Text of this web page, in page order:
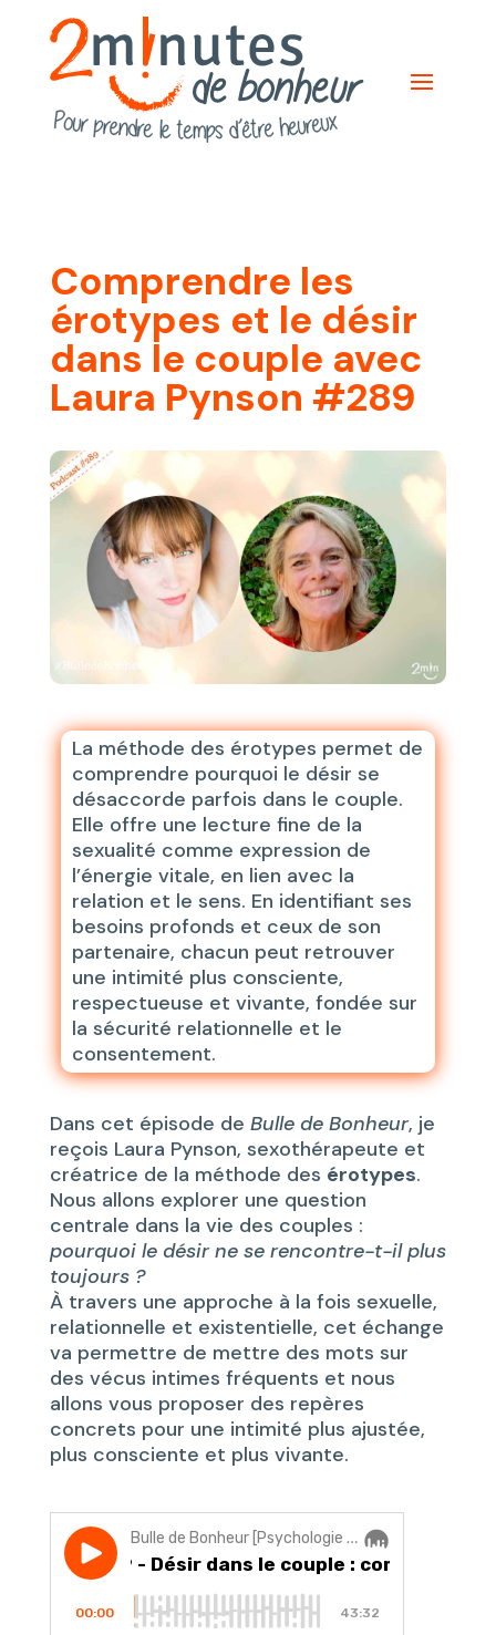
Comprendre les
érotypes et le désir
dans le couple avec
Laura Pynson #289
La méthode des érotypes permet de
comprendre pourquoi le désir se
désaccorde parfois dans le couple.
Elle offre une lecture fine de la
sexualité comme expression de
l’énergie vitale, en lien avec la
relation et le sens. En identifiant ses
besoins profonds et ceux de son
partenaire, chacun peut retrouver
une intimité plus consciente,
respectueuse et vivante, fondée sur
la sécurité relationnelle et le
consentement.
Dans cet épisode de Bulle de Bonheur, je
reçois Laura Pynson, sexothérapeute et
créatrice de la méthode des érotypes.
Nous allons explorer une question
centrale dans la vie des couples :
pourquoi le désir ne se rencontre-t-il plus
toujours ?
À travers une approche à la fois sexuelle,
relationnelle et existentielle, cet échange
va permettre de mettre des mots sur
des vécus intimes fréquents et nous
allons vous proposer des repères
concrets pour une intimité plus ajustée,
plus consciente et plus vivante.